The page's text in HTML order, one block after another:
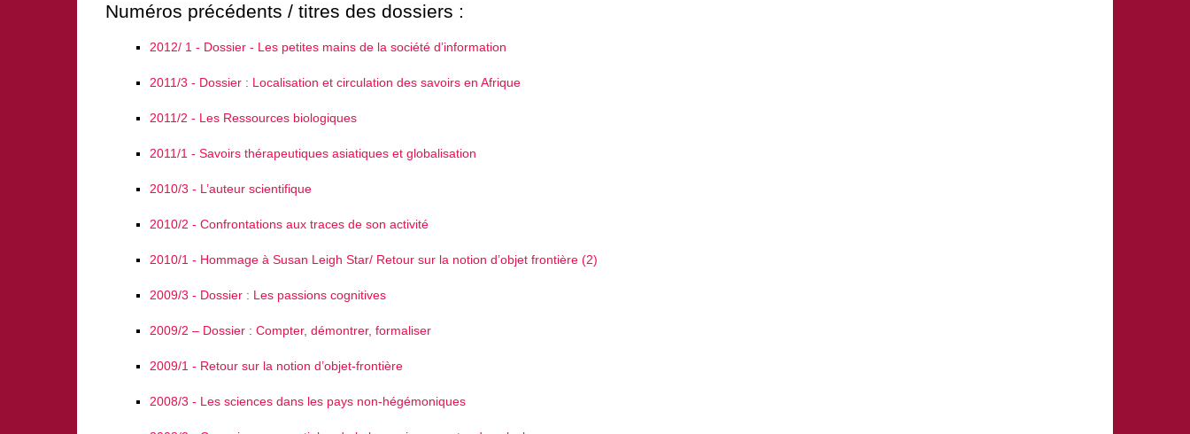
Numéros précédents / titres des dossiers :
2012/ 1 - Dossier - Les petites mains de la société d’information
2011/3 - Dossier : Localisation et circulation des savoirs en Afrique
2011/2 - Les Ressources biologiques
2011/1 - Savoirs thérapeutiques asiatiques et globalisation
2010/3 - L’auteur scientifique
2010/2 - Confrontations aux traces de son activité
2010/1 - Hommage à Susan Leigh Star/ Retour sur la notion d’objet frontière (2)
2009/3 - Dossier : Les passions cognitives
2009/2 – Dossier : Compter, démontrer, formaliser
2009/1 - Retour sur la notion d’objet-frontière
2008/3 - Les sciences dans les pays non-hégémoniques